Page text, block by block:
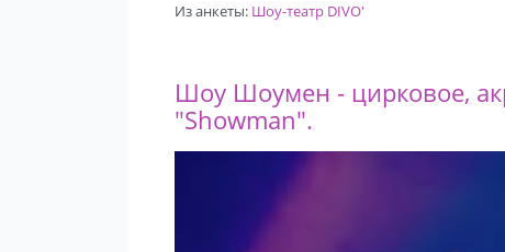
Из анкеты: Шоу-театр DIVO'
Шоу Шоумен - цирковое,
"Showman".